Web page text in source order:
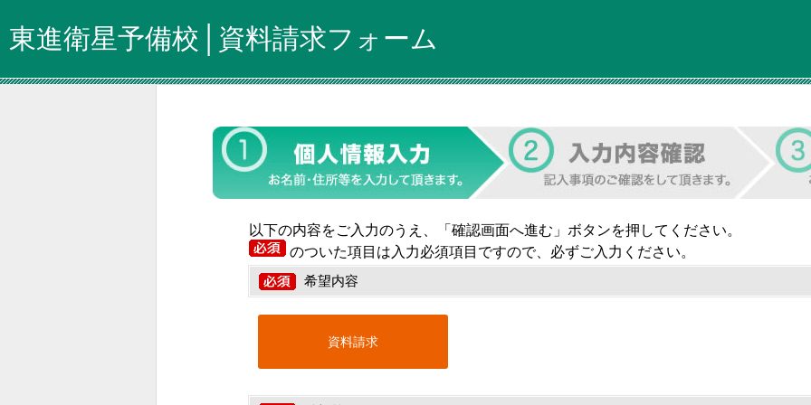
東進衛星予備校│資料請求フォーム
以下の内容をご入力のうえ、「確認画面へ進む」ボタンを押してください。
のついた項目は入力必須項目ですので、必ずご入力ください。
希望内容
資料請求